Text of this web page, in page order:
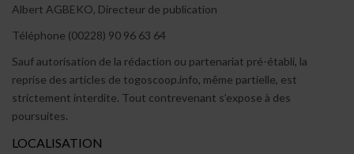
Albert AGBEKO, Directeur de publication
Téléphone (00228) 90 96 63 64
Sauf autorisation de la rédaction ou partenariat pré-établi, la
reprise des articles de togoscoop.info, même partielle, est
strictement interdite. Tout contrevenant s’expose à des
poursuites.
LOCALISATION